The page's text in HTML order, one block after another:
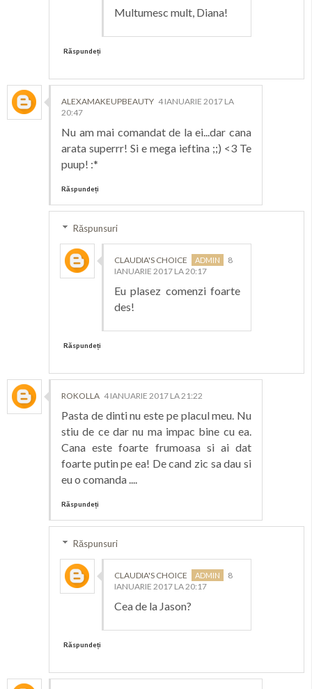
Multumesc mult, Diana!
Răspundeți
ALEXAMAKEUPBEAUTY 4 IANUARIE 2017 LA
20:47
Nu am mai comandat de la ei...dar cana
arata superrr! Si e mega ieftina ;;) <3 Te
puup! :*
Răspundeți
Răspunsuri
CLAUDIA'S CHOICE
8
IANUARIE 2017 LA 20:17
Eu plasez comenzi foarte
des!
Răspundeți
ROKOLLA 4 IANUARIE 2017 LA 21:22
Pasta de dinti nu este pe placul meu. Nu
stiu de ce dar nu ma impac bine cu ea.
Cana este foarte frumoasa si ai dat
foarte putin pe ea! De cand zic sa dau si
eu o comanda ....
Răspundeți
Răspunsuri
CLAUDIA'S CHOICE
8
IANUARIE 2017 LA 20:17
Cea de la Jason?
Răspundeți